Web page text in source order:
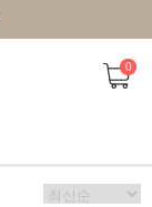
0